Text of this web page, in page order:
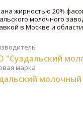
жирностью 20%
молочного
в Москве и
"Суздальский
марка